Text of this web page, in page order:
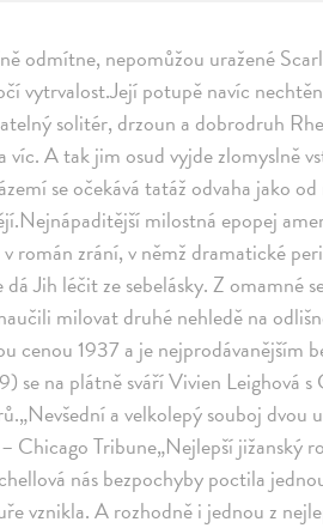
odmítne, nepomůžou uražené
vytrvalost.Její potupě navíc
solitér, drzoun a dobrodruh
víc. A tak jim osud vyjde zlomyslně
se očekává tatáž odvaha jako
milostná epopej
román zrání, v němž dramatické
dá Jih léčit ze sebelásky. Z omamné
milovat druhé nehledě na
cenou 1937 a je nejprodávanějším
se na plátně sváří Vivien Leighová
a velkolepý souboj dvou
Chicago Tribune„Nejlepší jižanský
nás bezpochyby poctila
vznikla. A rozhodně i jednou z